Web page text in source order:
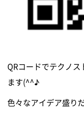
QRコードでテクノ
ます(^^♪
色々なアイデア盛り